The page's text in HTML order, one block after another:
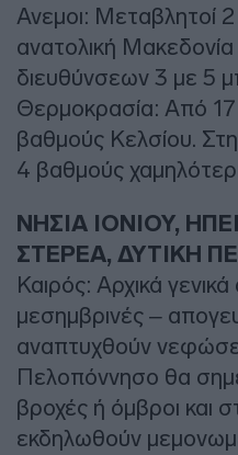
Ανεμοι: Μεταβλητοί
ανατολική
διευθύνσεων 3 με 5
Θερμοκρασία: Από 17
βαθμούς Κελσίου.
4 βαθμούς
ΝΗΣΙΑ ΙΟΝΙΟΥ,
ΣΤΕΡΕΑ, ΔΥΤΙΚΗ
Καιρός: Αρχικά γενικά
μεσημβρινές –
αναπτυχθούν
Πελοπόννησο θα
βροχές ή όμβροι και
εκδηλωθούν